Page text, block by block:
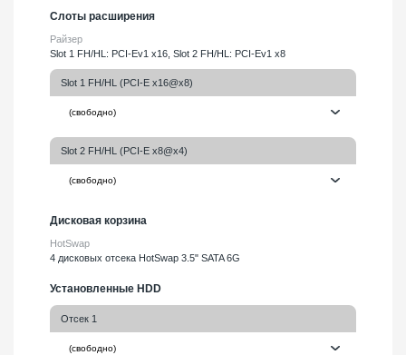
Слоты расширения
Райзер
Slot 1 FH/HL: PCI-Ev1 x16, Slot 2 FH/HL: PCI-Ev1 x8
Slot 1 FH/HL (PCI-E x16@x8)
Slot 2 FH/HL (PCI-E x8@x4)
Дисковая корзина
HotSwap
4 дисковых отсека HotSwap 3.5" SATA 6G
Установленные HDD
Отсек 1